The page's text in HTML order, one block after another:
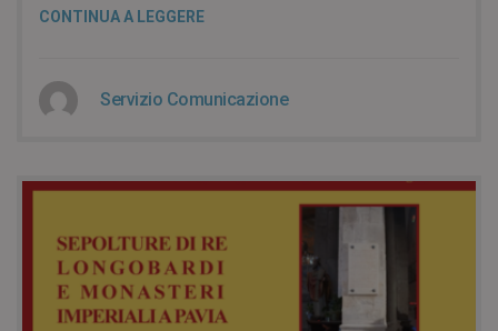
CONTINUA A LEGGERE
Servizio Comunicazione